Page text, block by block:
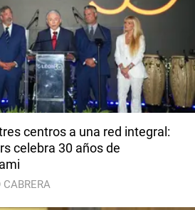
centros a una red integral:
celebra 30 años de